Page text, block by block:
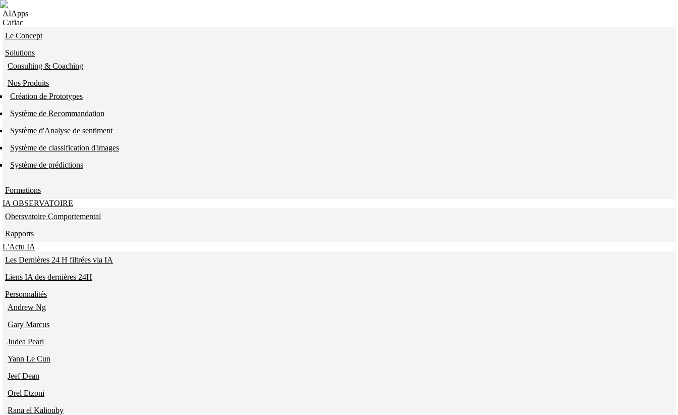
Skip to navigation
Aller au contenu principal
AIApps
Cafiac
Le Concept
Solutions
Consulting & Coaching
Nos Produits
Création de Prototypes
Système de Recommandation
Système d'Analyse de sentiment
Système de classification d'images
Système de prédictions
Formations
IA OBSERVATOIRE
Obersvatoire Comportemental
Rapports
L'Actu IA
Les Dernières 24 H filtrées via IA
Liens IA des dernières 24H
Personnalités
Andrew Ng
Gary Marcus
Judea Pearl
Yann Le Cun
Jeef Dean
Orel Etzoni
Rana el Kaliouby